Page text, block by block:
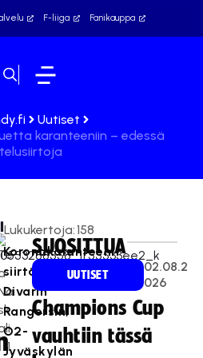
F-liiga Fanikauppa
Uutiset
karanteeniin – edessä
1
Lukukertoja:158
Koronakaranteenit
siirtävät
Divarin
Rangersin,
O2-
Jyväskylän
SUOSITTUA
UUTISET
02.08.2
026
Champions Cup
vauhtiin tässä